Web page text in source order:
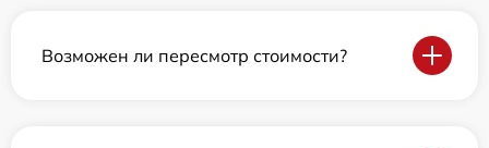
Возможен ли пересмотр стоимости?